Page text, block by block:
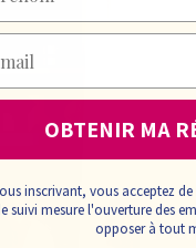
OBTENIR MA
inscrivant, vous acceptez
suivi mesure l'ouverture des
opposer à tout